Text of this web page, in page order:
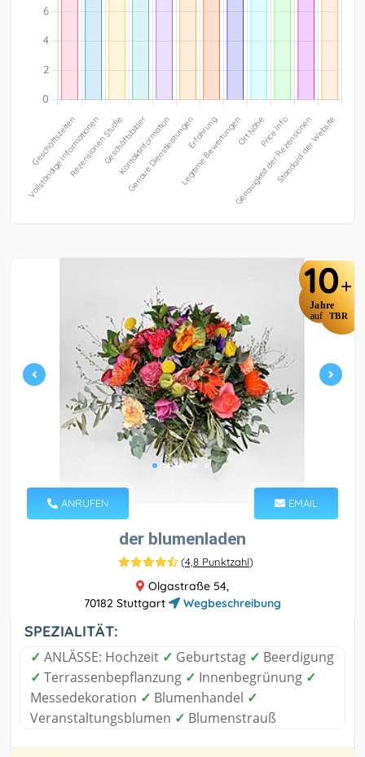
10+
Jahre
auf TBR
ANRUFEN EMAIL
der blumenladen
(4,8 Punktzahl)
Olgastraße 54,
70182 Stuttgart
Wegbeschreibung
SPEZIALITÄT:
✓ ANLÄSSE: Hochzeit ✓ Geburtstag ✓ Beerdigung
✓ Terrassenbepflanzung ✓ Innenbegrünung ✓
Messedekoration ✓ Blumenhandel ✓
Veranstaltungsblumen ✓ Blumenstrauß